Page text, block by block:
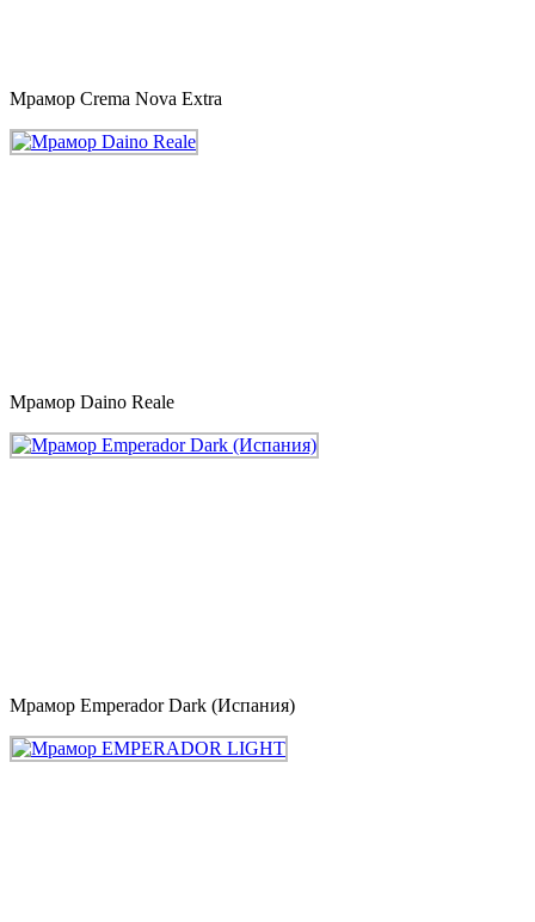
Мрамор Crema Nova Extra
Мрамор Daino Reale
Мрамор Emperador Dark (Испания)